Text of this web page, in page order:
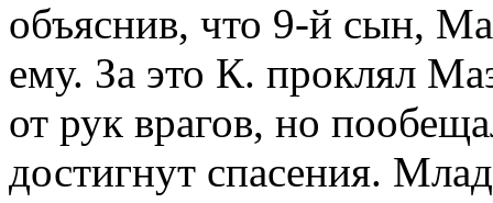
объяснив, что 9-й сын,
ему. За это К. проклял
от рук врагов, но
достигнут спасения.